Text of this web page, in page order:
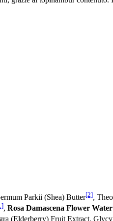
Parkii (Shea) Butter[2],
, Rosa Damascena Flower Water
(Elderberry) Fruit Extract,